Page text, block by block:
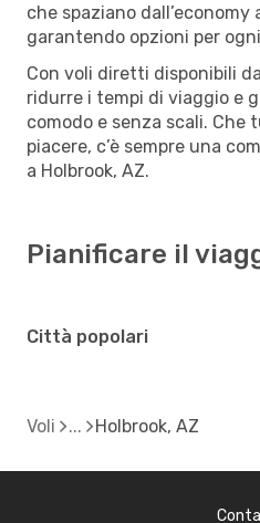
che spaziano dall’economy
garantendo opzioni per
Con voli diretti disponibili
ridurre i tempi di viaggio e
comodo e senza scali. Che
piacere, c’è sempre una
a Holbrook, AZ.
Pianificare il
Città popolari
Voli Holbrook, AZ